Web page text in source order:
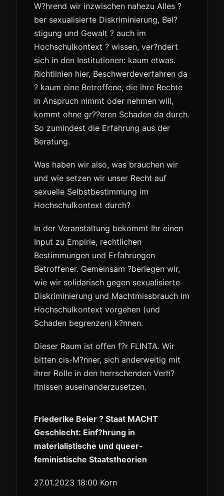
W?hrend wir inzwischen nahezu Alles ?
ber sexualisierte Diskriminierung, Bel?
stigung und Gewalt ? auch im
Hochschulkontext ? wissen, ver?ndert
sich in den Institutionen: kaum etwas.
Richtlinien hier, Beschwerdeverfahren da
? kaum eine Betroffene, die ihre Rechte
in Anspruch nimmt oder nehmen will,
kommt ohne gr??eren Schaden da durch.
So zumindest die Erfahrung aus der
Beratung.
Was haben wir also, was brauchen wir
und wie setzen wir unser Recht auf
sexuelle Selbstbestimmung im
Hochschulkontext durch?
In der Veranstaltung bekommt Ihr einen
Input zu Empirie, rechtlichen
Bestimmungen und Erfahrungen
Betroffener. Gemeinsam ?berlegen wir,
wie wir solidarisch gegen sexualisierte
Diskriminierung und Machtmissbrauch im
Hochschulkontext vorgehen (und
Schaden begrenzen) k?nnen.
Dieser Raum ist offen f?r FLINTA. Wir
bitten cis-M?nner, sich anderweitig mit
ihrer Rolle in den herrschenden Verh?
ltnissen auseinanderzusetzen.
Friederike Beier ? Staat MACHT
Geschlecht: Einf?hrung in
materialistische und queer-
feministische Staatstheorien
27.01.2023 18:00 Korn